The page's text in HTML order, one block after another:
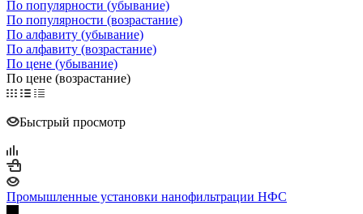
По популярности (убывание)
По популярности (возрастание)
По алфавиту (убывание)
По алфавиту (возрастание)
По цене (убывание)
По цене (возрастание)
Быстрый просмотр
Промышленные установки нанофильтрации НФС